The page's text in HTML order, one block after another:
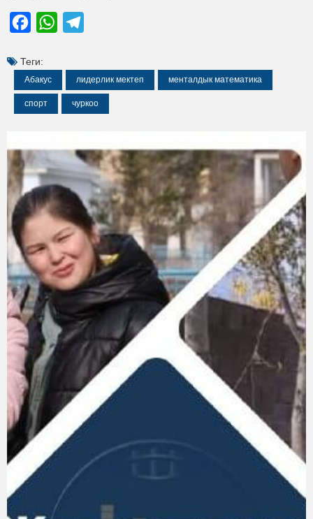
FacebookWhatsApp
Теги:
Абакус лидерлик мектеп менталдык математика
спорт чуркоо